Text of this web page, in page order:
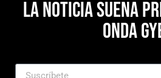
La noticia suena
Onda